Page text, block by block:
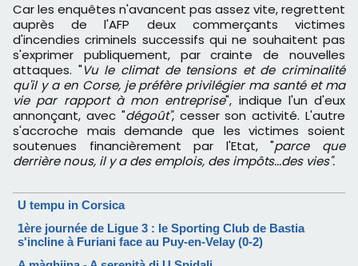
Car les enquêtes n'avancent pas assez vite, regrettent
auprès de l'AFP deux commerçants victimes
d'incendies criminels successifs qui ne souhaitent pas
s'exprimer publiquement, par crainte de nouvelles
attaques. "Vu le climat de tensions et de criminalité
qu'il y a en Corse, je préfère privilégier ma santé et ma
vie par rapport à mon entreprise", indique l'un d'eux
annonçant, avec "dégoût", cesser son activité. L'autre
s'accroche mais demande que les victimes soient
soutenues financièrement par l'Etat, "parce que
derrière nous, il y a des emplois, des impôts...des vies".
U tempu in Corsica
1ère journée de Ligue 3 : le Sporting Club de Bastia
s'incline à Furiani face au Puy-en-Velay (0-2)